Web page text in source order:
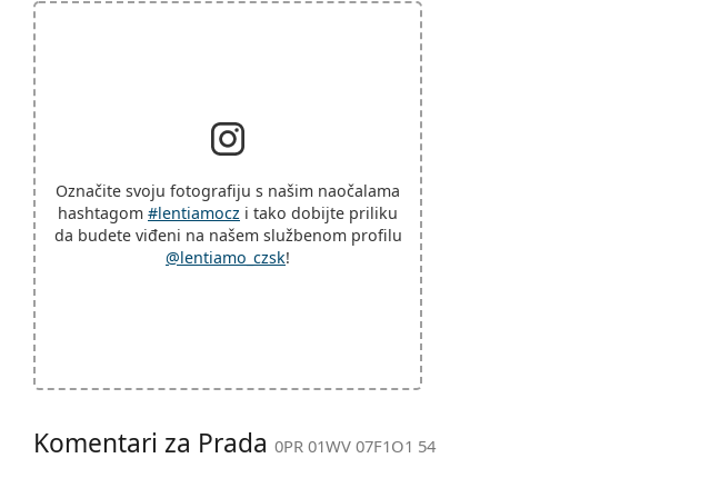
Označite svoju fotografiju s našim naočalama
hashtagom #lentiamocz i tako dobijte priliku
da budete viđeni na našem službenom profilu
@lentiamo_czsk!
Komentari za Prada 0PR 01WV 07F1O1 54